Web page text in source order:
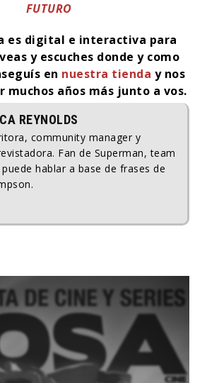
FUTURO
es digital e interactiva para
y escuches donde y como
en nuestra tienda y nos
muchos años más junto a vos.
REYNOLDS
community manager y
Fan de Superman, team
puede hablar a base de frases de